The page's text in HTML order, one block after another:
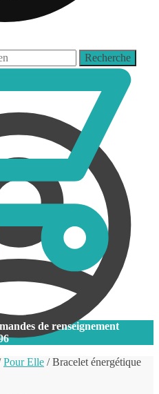
Recherche
de renseignement
Pour Elle /Bracelet énergétique